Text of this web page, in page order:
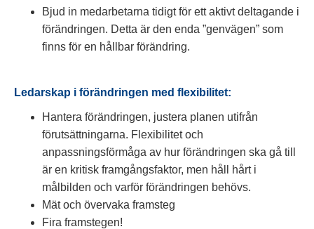
Bjud in medarbetarna tidigt för ett aktivt deltagande i
förändringen. Detta är den enda ”genvägen” som
finns för en hållbar förändring.
Ledarskap i förändringen med flexibilitet:
Hantera förändringen, justera planen utifrån
förutsättningarna. Flexibilitet och
anpassningsförmåga av hur förändringen ska gå till
är en kritisk framgångsfaktor, men håll hårt i
målbilden och varför förändringen behövs.
Mät och övervaka framsteg
Fira framstegen!